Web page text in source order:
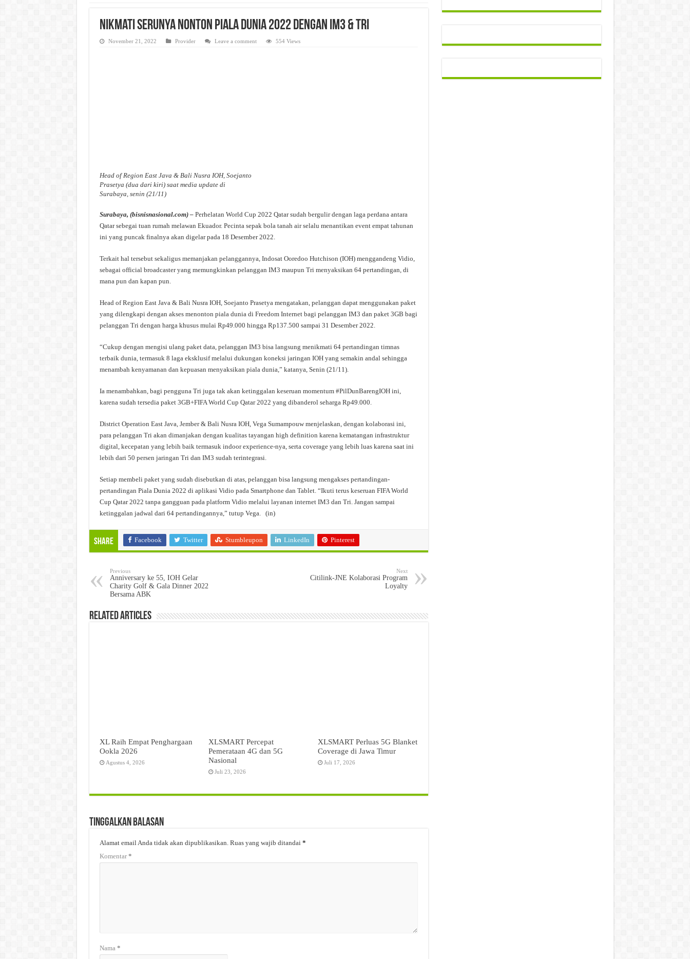
Nikmati Serunya Nonton Piala Dunia 2022 Dengan IM3 & TRI
November 21, 2022 Provider Leave a comment 554 Views
Head of Region East Java & Bali Nusra IOH, Soejanto
Prasetya (dua dari kiri) saat media update di
Surabaya, senin (21/11)
Surabaya, (bisnisnasional.com) – Perhelatan World Cup 2022 Qatar sudah bergulir dengan laga perdana antara
Qatar sebegai tuan rumah melawan Ekuador. Pecinta sepak bola tanah air selalu menantikan event empat tahunan
ini yang puncak finalnya akan digelar pada 18 Desember 2022.
Terkait hal tersebut sekaligus memanjakan pelanggannya, Indosat Ooredoo Hutchison (IOH) menggandeng Vidio,
sebagai official broadcaster yang memungkinkan pelanggan IM3 maupun Tri menyaksikan 64 pertandingan, di
mana pun dan kapan pun.
Head of Region East Java & Bali Nusra IOH, Soejanto Prasetya mengatakan, pelanggan dapat menggunakan paket
yang dilengkapi dengan akses menonton piala dunia di Freedom Internet bagi pelanggan IM3 dan paket 3GB bagi
pelanggan Tri dengan harga khusus mulai Rp49.000 hingga Rp137.500 sampai 31 Desember 2022.
“Cukup dengan mengisi ulang paket data, pelanggan IM3 bisa langsung menikmati 64 pertandingan timnas
terbaik dunia, termasuk 8 laga eksklusif melalui dukungan koneksi jaringan IOH yang semakin andal sehingga
menambah kenyamanan dan kepuasan menyaksikan piala dunia,” katanya, Senin (21/11).
Ia menambahkan, bagi pengguna Tri juga tak akan ketinggalan keseruan momentum #PilDunBarengIOH ini,
karena sudah tersedia paket 3GB+FIFA World Cup Qatar 2022 yang dibanderol seharga Rp49.000.
District Operation East Java, Jember & Bali Nusra IOH, Vega Sumampouw menjelaskan, dengan kolaborasi ini,
para pelanggan Tri akan dimanjakan dengan kualitas tayangan high definition karena kematangan infrastruktur
digital, kecepatan yang lebih baik termasuk indoor experience-nya, serta coverage yang lebih luas karena saat ini
lebih dari 50 persen jaringan Tri dan IM3 sudah terintegrasi.
Setiap membeli paket yang sudah disebutkan di atas, pelanggan bisa langsung mengakses pertandingan-
pertandingan Piala Dunia 2022 di aplikasi Vidio pada Smartphone dan Tablet. “Ikuti terus keseruan FIFA World
Cup Qatar 2022 tanpa gangguan pada platform Vidio melalui layanan internet IM3 dan Tri. Jangan sampai
ketinggalan jadwal dari 64 pertandingannya,” tutup Vega. (in)
Share Facebook Twitter Stumbleupon LinkedIn Pinterest
Previous
Anniversary ke 55, IOH Gelar
Charity Golf & Gala Dinner 2022
Bersama ABK
Next
Citilink-JNE Kolaborasi Program
Loyalty
Related Articles
XL Raih Empat Penghargaan
Ookla 2026
Agustus 4, 2026
XLSMART Percepat
Pemerataan 4G dan 5G
Nasional
Juli 23, 2026
XLSMART Perluas 5G Blanket
Coverage di Jawa Timur
Juli 17, 2026
Tinggalkan Balasan
Alamat email Anda tidak akan dipublikasikan. Ruas yang wajib ditandai *
Komentar*
Nama *